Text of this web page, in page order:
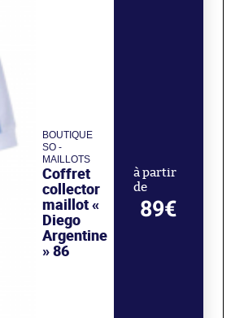
BOUTIQUE
SO -
MAILLOTS
Coffret
collector
maillot «
Diego
Argentine
» 86
à partir
de
89€